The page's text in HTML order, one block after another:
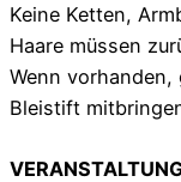
Keine Ketten,
Haare müssen
Wenn
Bleistift